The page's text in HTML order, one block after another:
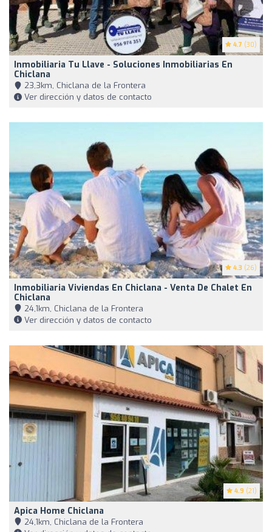
4.7 (30)
Inmobiliaria Tu Llave - Soluciones Inmobiliarias En
Chiclana
23,3km, Chiclana de la Frontera
Ver dirección y datos de contacto
4.3 (26)
Inmobiliaria Viviendas En Chiclana - Venta De Chalet En
Chiclana
24,1km, Chiclana de la Frontera
Ver dirección y datos de contacto
4.9 (21)
Apica Home Chiclana
24,1km, Chiclana de la Frontera